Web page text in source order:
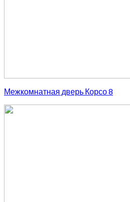
Межкомнатная дверь Корсо 8